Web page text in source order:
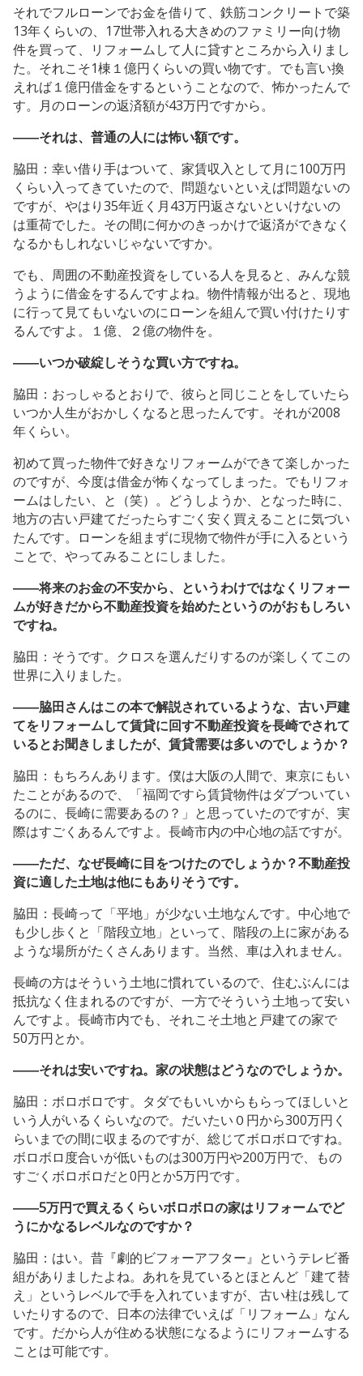
それでフルローンでお金を借りて、鉄筋コンクリートで築
13年くらいの、17世帯入れる大きめのファミリー向け物
件を買って、リフォームして人に貸すところから入りまし
た。それこそ1棟１億円くらいの買い物です。でも言い換
えれば１億円借金をするということなので、怖かったんで
す。月のローンの返済額が43万円ですから。
――それは、普通の人には怖い額です。
脇田：幸い借り手はついて、家賃収入として月に100万円
くらい入ってきていたので、問題ないといえば問題ないの
ですが、やはり35年近く月43万円返さないといけないの
は重荷でした。その間に何かのきっかけで返済ができなく
なるかもしれないじゃないですか。
でも、周囲の不動産投資をしている人を見ると、みんな競
うように借金をするんですよね。物件情報が出ると、現地
に行って見てもいないのにローンを組んで買い付けたりす
るんですよ。１億、２億の物件を。
――いつか破綻しそうな買い方ですね。
脇田：おっしゃるとおりで、彼らと同じことをしていたら
いつか人生がおかしくなると思ったんです。それが2008
年くらい。
初めて買った物件で好きなリフォームができて楽しかった
のですが、今度は借金が怖くなってしまった。でもリフォ
ームはしたい、と（笑）。どうしようか、となった時に、
地方の古い戸建てだったらすごく安く買えることに気づい
たんです。ローンを組まずに現物で物件が手に入るという
ことで、やってみることにしました。
――将来のお金の不安から、というわけではなくリフォー
ムが好きだから不動産投資を始めたというのがおもしろい
ですね。
脇田：そうです。クロスを選んだりするのが楽しくてこの
世界に入りました。
――脇田さんはこの本で解説されているような、古い戸建
てをリフォームして賃貸に回す不動産投資を長崎でされて
いるとお聞きしましたが、賃貸需要は多いのでしょうか？
脇田：もちろんあります。僕は大阪の人間で、東京にもい
たことがあるので、「福岡ですら賃貸物件はダブついてい
るのに、長崎に需要あるの？」と思っていたのですが、実
際はすごくあるんですよ。長崎市内の中心地の話ですが。
――ただ、なぜ長崎に目をつけたのでしょうか？不動産投
資に適した土地は他にもありそうです。
脇田：長崎って「平地」が少ない土地なんです。中心地で
も少し歩くと「階段立地」といって、階段の上に家がある
ような場所がたくさんあります。当然、車は入れません。
長崎の方はそういう土地に慣れているので、住むぶんには
抵抗なく住まれるのですが、一方でそういう土地って安い
んですよ。長崎市内でも、それこそ土地と戸建ての家で
50万円とか。
――それは安いですね。家の状態はどうなのでしょうか。
脇田：ボロボロです。タダでもいいからもらってほしいと
いう人がいるくらいなので。だいたい０円から300万円く
らいまでの間に収まるのですが、総じてボロボロですね。
ボロボロ度合いが低いものは300万円や200万円で、もの
すごくボロボロだと0円とか5万円です。
――5万円で買えるくらいボロボロの家はリフォームでど
うにかなるレベルなのですか？
脇田：はい。昔『劇的ビフォーアフター』というテレビ番
組がありましたよね。あれを見ているとほとんど「建て替
え」というレベルで手を入れていますが、古い柱は残して
いたりするので、日本の法律でいえば「リフォーム」なん
です。だから人が住める状態になるようにリフォームする
ことは可能です。